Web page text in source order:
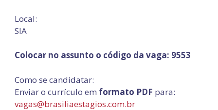
Local:
SIA
Colocar no assunto o código da vaga: 9553
Como se candidatar:
Enviar o currículo em formato PDF para:
vagas@brasiliaestagios.com.br